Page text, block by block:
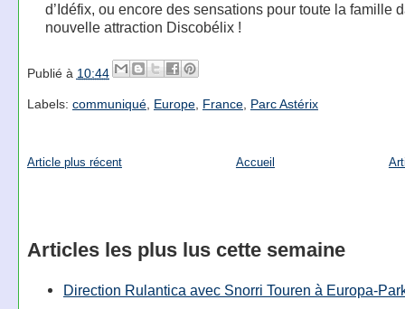
d’Idéfix, ou encore des sensations pour toute la famille
nouvelle attraction Discobélix !
Publié à 10:44
Labels: communiqué, Europe, France, Parc Astérix
Article plus récent Accueil
Articles les plus lus cette semaine
Direction Rulantica avec Snorri Touren à Europa-